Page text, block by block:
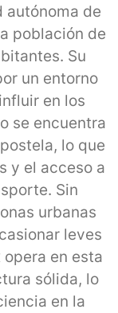
autónoma de
población de
Su
un entorno
en los
se encuentra
lo que
y el acceso a
Sin
urbanas
leves
opera en esta
sólida, lo
en la